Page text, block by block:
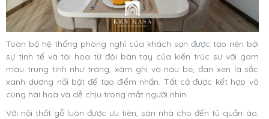
Toàn bộ hệ thống phòng nghỉ của khách sạn được tạo nên bởi
sự tinh tế và tài hoa từ đôi bàn tay của kiến trúc sư với gam
màu trung tính như tráng, xám ghi và nâu be, đan xen là sắc
xanh dương nổi bật để tạo điểm nhấn. Tất cả được kết hợp vô
cùng hài hoà và dễ chịu trong mắt người nhìn.
Với nội thất gỗ luôn được ưu tiên, sàn nhà cho đến tủ quần áo,